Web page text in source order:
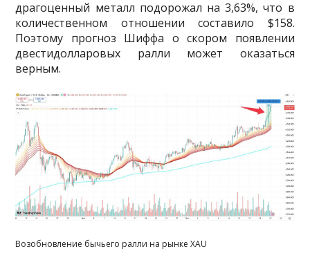
драгоценный металл подорожал на 3,63%, что в
количественном отношении составило $158.
Поэтому прогноз Шиффа о скором появлении
двестидолларовых ралли может оказаться
верным.
Возобновление бычьего ралли на рынке XAU